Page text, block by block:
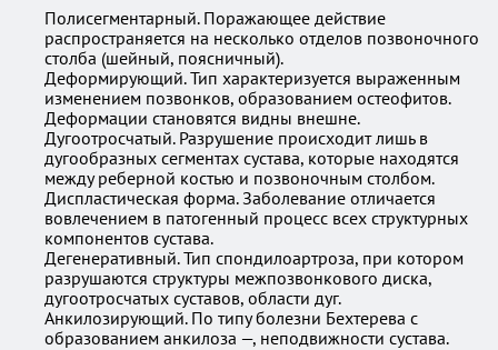
Полисегментарный. Поражающее действие
распространяется на несколько отделов позвоночного
столба (шейный, поясничный).
Деформирующий. Тип характеризуется выраженным
изменением позвонков, образованием остеофитов.
Деформации становятся видны внешне.
Дугоотросчатый. Разрушение происходит лишь в
дугообразных сегментах сустава, которые находятся
между реберной костью и позвоночным столбом.
Диспластическая форма. Заболевание отличается
вовлечением в патогенный процесс всех структурных
компонентов сустава.
Дегенеративный. Тип спондилоартроза, при котором
разрушаются структуры межпозвонкового диска,
дугоотросчатых суставов, области дуг.
Анкилозирующий. По типу болезни Бехтерева с
образованием анкилоза —, неподвижности сустава.